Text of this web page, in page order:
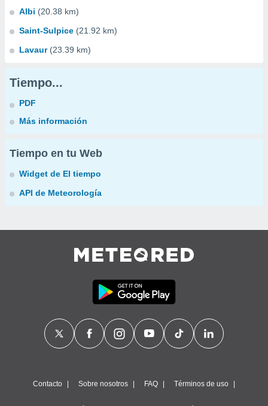
Albi (20.38 km)
Saint-Sulpice (21.92 km)
Lavaur (23.39 km)
Tiempo...
PDF
Más información
Tiempo en tu Web
Widget de El tiempo
API de Meteorología
Contacto Sobre nosotros FAQ Términos de uso